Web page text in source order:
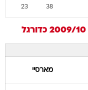
38
23
כדורגל
מארסיי